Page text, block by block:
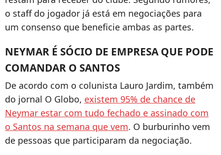
o staff do jogador já está em negociações para
um consenso que beneficie ambas as partes.
NEYMAR É SÓCIO DE EMPRESA QUE PODE
COMANDAR O SANTOS
De acordo com o colunista Lauro Jardim, também
do jornal O Globo, existem 95% de chance de
Neymar estar com tudo fechado e assinado com
o Santos na semana que vem. O burburinho vem
de pessoas que participaram da negociação.